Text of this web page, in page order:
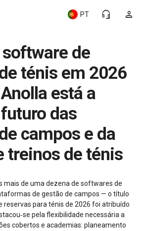
person
headset_mic
PT
ténis em 2026
está a
das
campos e da
treinos de ténis
mais de uma dezena de softwares de
de gestão de campos — o título
reservas para ténis de 2026 foi atribuído
pela flexibilidade necessária a
cobertos e academias: planeamento